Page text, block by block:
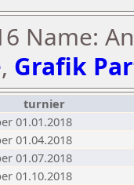
Name:
, Grafik
turnier
01.01.2018
01.04.2018
01.07.2018
01.10.2018